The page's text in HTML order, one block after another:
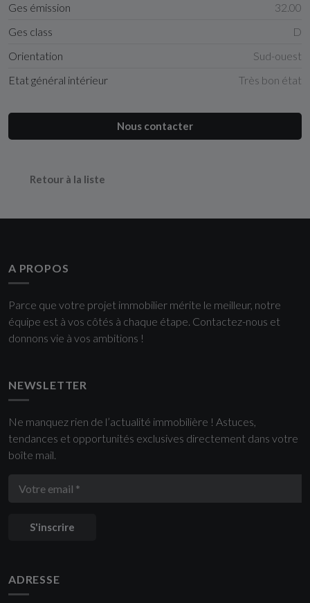
Ges émission
32.00
Ges class
D
Orientation
Sud-ouest
Etat général intérieur
Très bon état
Nous contacter
Retour à la liste
A PROPOS
Parce que votre projet immobilier mérite le meilleur, notre
équipe est à vos côtés à chaque étape. Contactez-nous et
donnons vie à vos ambitions !
NEWSLETTER
Ne manquez rien de l’actualité immobilière ! Astuces,
tendances et opportunités exclusives directement dans votre
boîte mail.
S'inscrire
ADRESSE